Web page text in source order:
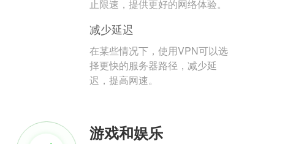
止限速，提供更好的网络体验。
减少延迟
在某些情况下，使用VPN可以选
择更快的服务器路径，减少延
迟，提高网速。
游戏和娱乐